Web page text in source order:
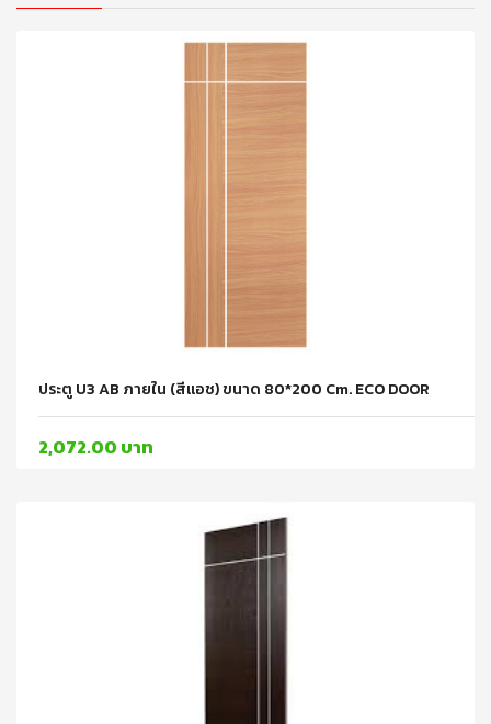
ประตู U3 AB ภายใน (สีแอช) ขนาด 80*200 Cm. ECO DOOR
2,072.00 บาท